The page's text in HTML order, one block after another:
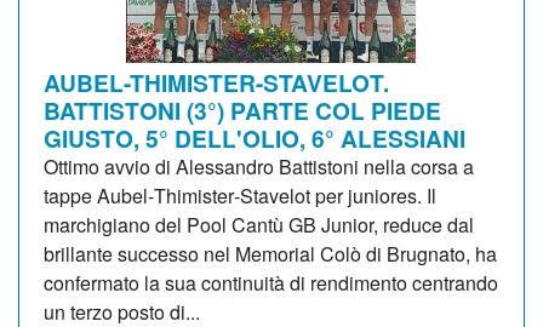
AUBEL-THIMISTER-STAVELOT.
BATTISTONI (3°) PARTE COL PIEDE
GIUSTO, 5° DELL'OLIO, 6° ALESSIANI
Ottimo avvio di Alessandro Battistoni nella corsa a
tappe Aubel‑Thimister‑Stavelot per juniores. Il
marchigiano del Pool Cantù GB Junior, reduce dal
brillante successo nel Memorial Colò di Brugnato, ha
confermato la sua continuità di rendimento centrando
un terzo posto di...